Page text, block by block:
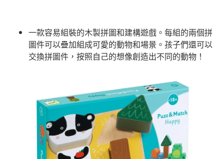
一款容易組裝的木製拼圖和建構遊戲。每組的兩個拼
圖件可以疊加組成可愛的動物和場景。孩子們還可以
交換拼圖件，按照自己的想像創造出不同的動物！